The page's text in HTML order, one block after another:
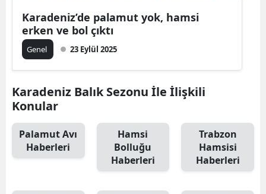
Elazığ
Erzincan
Karadeniz’de palamut yok, hamsi
erken ve bol çıktı
Genel 23 Eylül 2025
Karadeniz Balık Sezonu İle İlişkili
Konular
Palamut Avı
Haberleri
Hamsi
Bolluğu
Haberleri
Trabzon
Hamsisi
Haberleri